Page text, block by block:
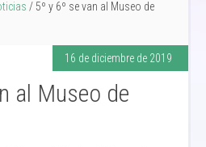
/ 5º y 6º se van al Museo de
16 de diciembre de 2019
al Museo de